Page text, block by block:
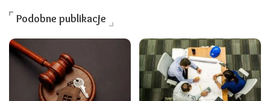
Podobne publikacje